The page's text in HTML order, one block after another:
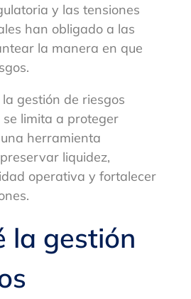
y las tensiones
han obligado a las
la manera en que
gestión de riesgos
limita a proteger
herramienta
liquidez,
operativa y fortalecer
la gestión